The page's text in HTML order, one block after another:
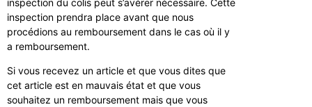
inspection prendra place avant que nous
procédions au remboursement dans le cas où il y
a remboursement.
Si vous recevez un article et que vous dites que
cet article est en mauvais état et que vous
souhaitez un remboursement mais que vous